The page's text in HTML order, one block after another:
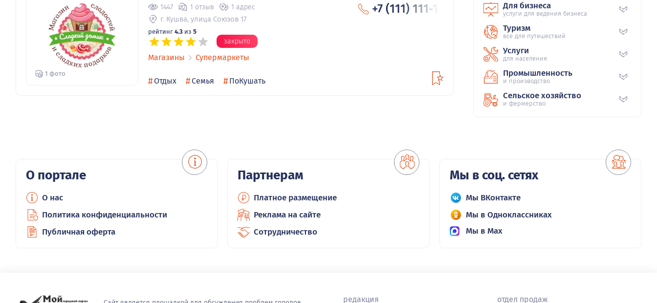
1 фото
1447 1 отзыв 1 адрес
г. Кушва, улица Союзов 17
рейтинг4.3 из 5
закрыто
+7 (111) 111-11
Магазины Супермаркеты
# Отдых # Семья # ПоКушать
Для бизнеса
услуги для ведения бизнеса
Туризм
все для путешествий
Услуги
для населения
Промышленность
и производство
Сельское хозяйство
и фермерство
О портале
О нас
Политика конфиденциальности
Публичная оферта
Партнерам
Платное размещение
Реклама на сайте
Сотрудничество
Мы в соц. сетях
Мы ВКонтакте
Мы в Одноклассниках
Мы в Max
редакция отдел продаж